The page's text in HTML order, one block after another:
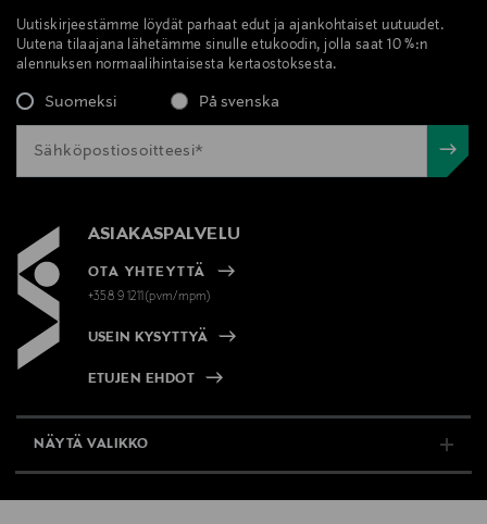
Uutiskirjeestämme löydät parhaat edut ja ajankohtaiset uutuudet.
Uutena tilaajana lähetämme sinulle etukoodin, jolla saat 10 %:n
alennuksen normaalihintaisesta kertaostoksesta.
Suomeksi På svenska
ASIAKASPALVELU
OTA YHTEYTTÄ
+358 9 1211(pvm/mpm)
USEIN KYSYTTYÄ
ETUJEN EHDOT
NÄYTÄ VALIKKO